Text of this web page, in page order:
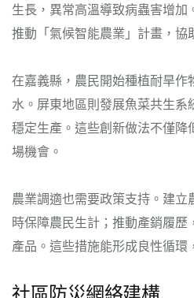
生長，異常高溫導致病蟲害增
推動「氣候智能農業」計畫，協
在嘉義縣，農民開始種植耐旱作
水。屏東地區則發展魚菜共生
穩定生產。這些創新做法不僅
場機會。
農業調適也需要政策支持。建
時保障農民生計；推動產銷履
產品。這些措施能形成良性循環